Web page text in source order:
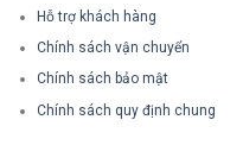
Hỗ trợ khách hàng
Chính sách vận chuyển
Chính sách bảo mật
Chính sách quy định chung